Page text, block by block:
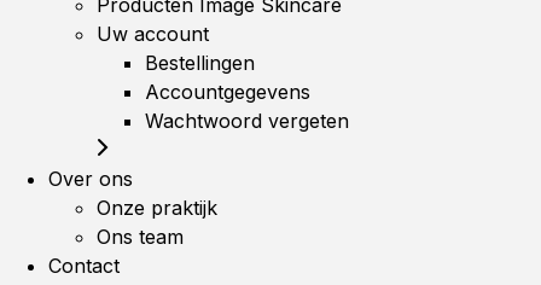
Producten Image Skincare
Uw account
Bestellingen
Accountgegevens
Wachtwoord vergeten
Over ons
Onze praktijk
Ons team
Contact